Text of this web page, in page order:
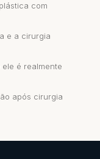
com
e a cirurgia
é realmente
após cirurgia